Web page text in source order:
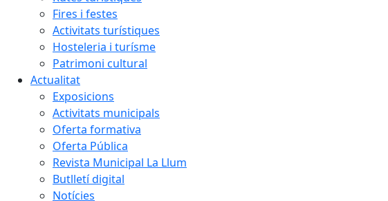
Fires i festes
Activitats turístiques
Hosteleria i turísme
Patrimoni cultural
Actualitat
Exposicions
Activitats municipals
Oferta formativa
Oferta Pública
Revista Municipal La Llum
Butlletí digital
Notícies